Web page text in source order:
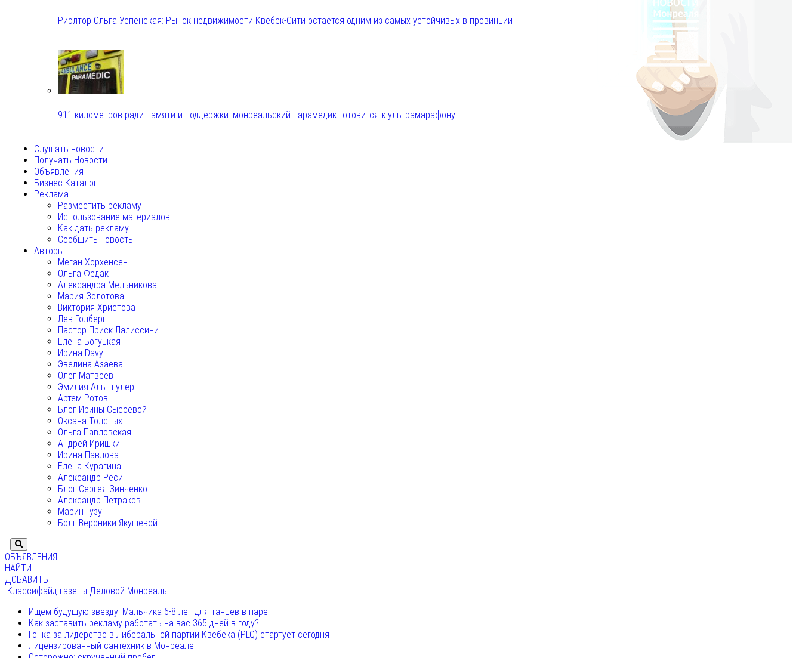
Риэлтор Ольга Успенская: Рынок недвижимости Квебек-Сити остаётся одним из самых устойчивых в провинции
911 километров ради памяти и поддержки: монреальский парамедик готовится к ультрамарафону
Слушать новости
Получать Новости
Объявления
Бизнес-Каталог
Реклама
Разместить рекламу
Использование материалов
Как дать рекламу
Сообщить новость
Авторы
Меган Хорхенсен
Ольга Федак
Александра Мельникова
Мария Золотова
Виктория Христова
Лев Голберг
Пастор Приск Лалиссини
Елена Богуцкая
Ирина Davy
Эвелина Азаева
Олег Матвеев
Эмилия Альтшулер
Артем Ротов
Блог Ирины Сысоевой
Оксана Толстых
Ольга Павловская
Андрей Иришкин
Ирина Павлова
Елена Курагина
Александр Ресин
Блог Сергея Зинченко
Александр Петраков
Марин Гузун
Болг Вероники Якушевой
ОБЪЯВЛЕНИЯ
НАЙТИ
ДОБАВИТЬ
Классифайд газеты Деловой Монреаль
Ищем будущую звезду! Мальчика 6-8 лет для танцев в паре
Как заставить рекламу работать на вас 365 дней в году?
Гонка за лидерство в Либеральной партии Квебека (PLQ) стартует сегодня
Лицензированный сантехник в Монреале